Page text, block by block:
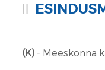
(K) - Meeskonna